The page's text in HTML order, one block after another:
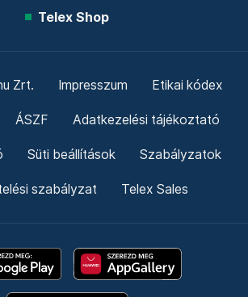
Telex Shop
Zrt. Impresszum Etikai kódex
ÁSZF Adatkezelési tájékoztató
Süti beállítások Szabályzatok
szabályzat Telex Sales